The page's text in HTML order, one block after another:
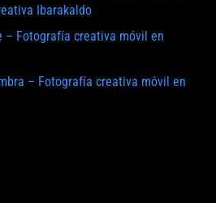
Ibarakaldo
– Fotografía creativa móvil en
– Fotografía creativa móvil en